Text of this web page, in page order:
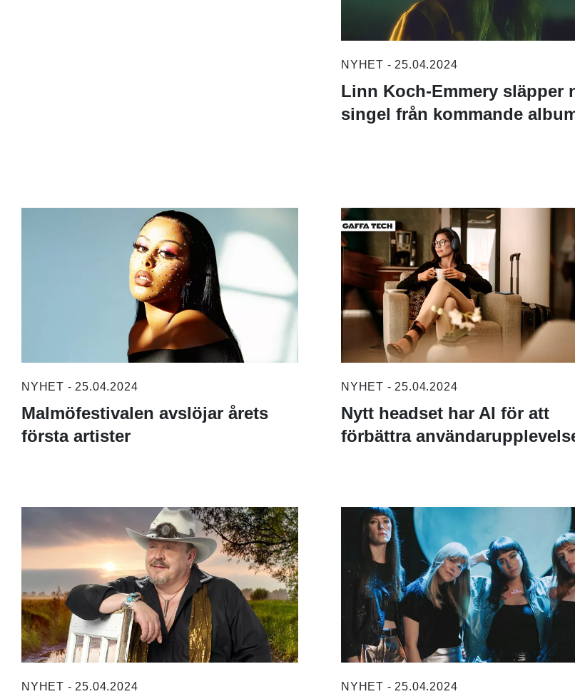
NYHET - 25.04.2024
Linn Koch-Emmery släpper
singel från kommande
NYHET - 25.04.2024
Malmöfestivalen avslöjar årets
första artister
NYHET - 25.04.2024
Nytt headset har AI för att
förbättra
NYHET - 25.04.2024 NYHET - 25.04.2024